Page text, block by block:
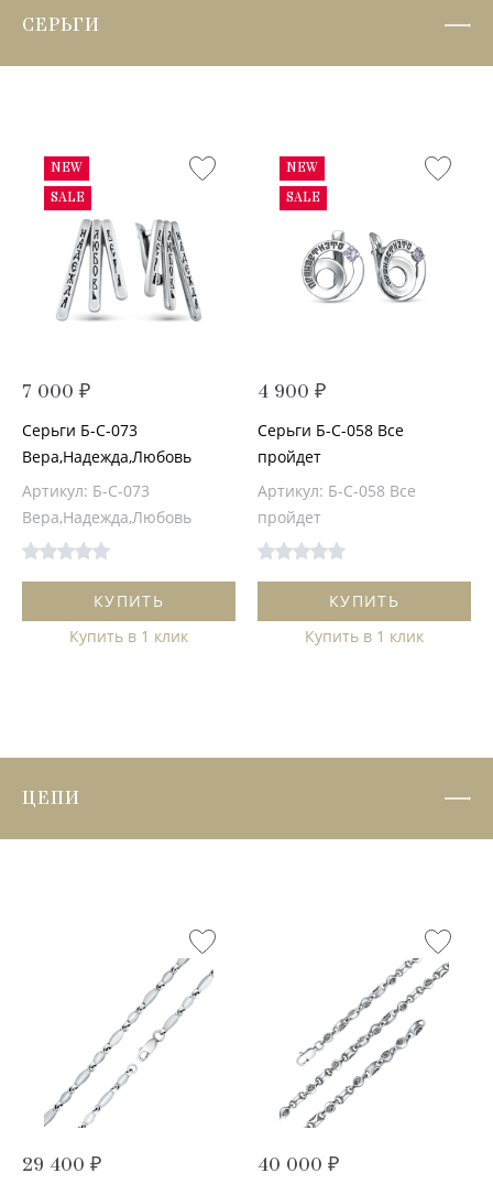
СЕРЬГИ
NEW
SALE
7 000 ₽
Серьги Б-С-073
Вера,Надежда,Любовь
Артикул: Б-С-073
Вера,Надежда,Любовь
КУПИТЬ
Купить в 1 клик
NEW
SALE
4 900 ₽
Серьги Б-С-058 Все
пройдет
Артикул: Б-С-058 Все
пройдет
КУПИТЬ
Купить в 1 клик
ЦЕПИ
29 400 ₽ 40 000 ₽